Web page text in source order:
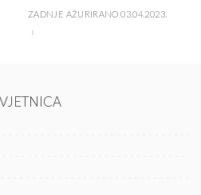
ZADNJE AŽURIRANO 03.04.2023.